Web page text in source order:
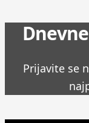
Prijavite se